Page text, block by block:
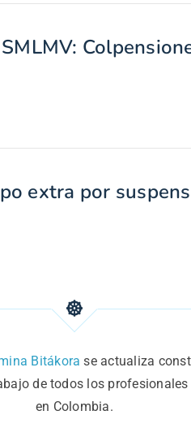
extra por
Bitákora se actualiza
de todos los profesionales
en Colombia.